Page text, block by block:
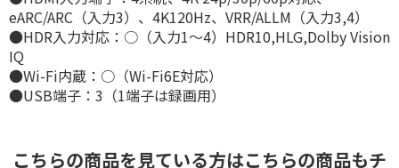
eARC/ARC（入力3）、4K120Hz、VRR/ALLM（入力3,4）
●HDR入力対応：○（入力1～4）HDR10,HLG,Dolby Vision
IQ
●Wi-Fi内蔵：○（Wi-Fi6E対応）
●USB端子：3（1端子は録画用）
こちらの商品を見ている方はこちらの商品もチ